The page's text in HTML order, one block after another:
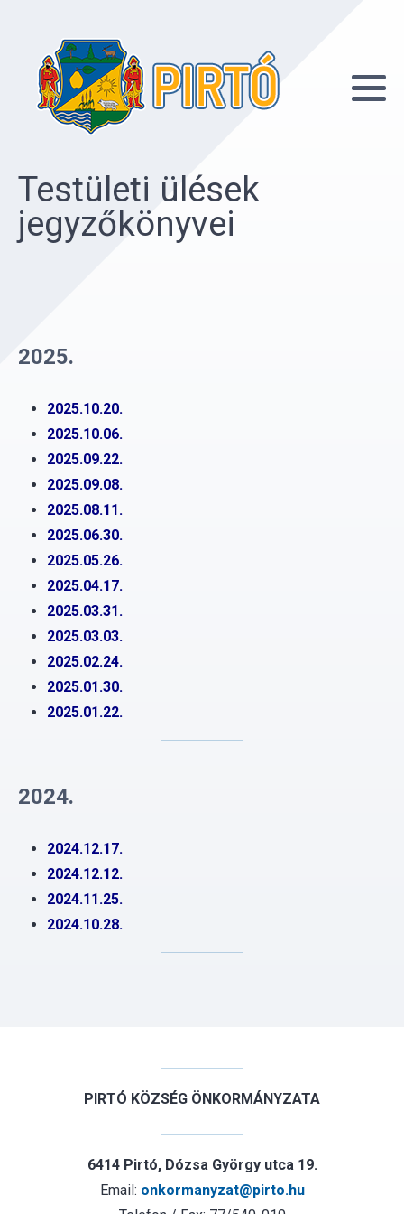
Testületi ülések
jegyzőkönyvei
2025.
2025.10.20.
2025.10.06.
2025.09.22.
2025.09.08.
2025.08.11.
2025.06.30.
2025.05.26.
2025.04.17.
2025.03.31.
2025.03.03.
2025.02.24.
2025.01.30.
2025.01.22.
2024.
2024.12.17.
2024.12.12.
2024.11.25.
2024.10.28.
PIRTÓ KÖZSÉG ÖNKORMÁNYZATA
6414 Pirtó, Dózsa György utca 19.
Email: onkormanyzat@pirto.hu